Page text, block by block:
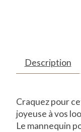
Description
Craquez pour
joyeuse à vos
Le mannequin